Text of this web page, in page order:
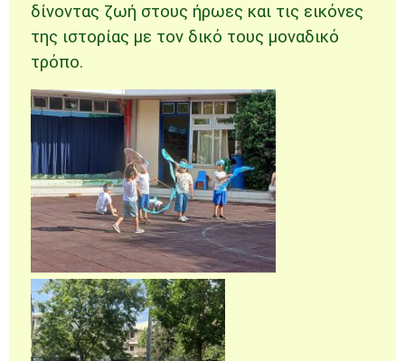
δίνοντας ζωή στους ήρωες και τις εικόνες
της ιστορίας με τον δικό τους μοναδικό
τρόπο.